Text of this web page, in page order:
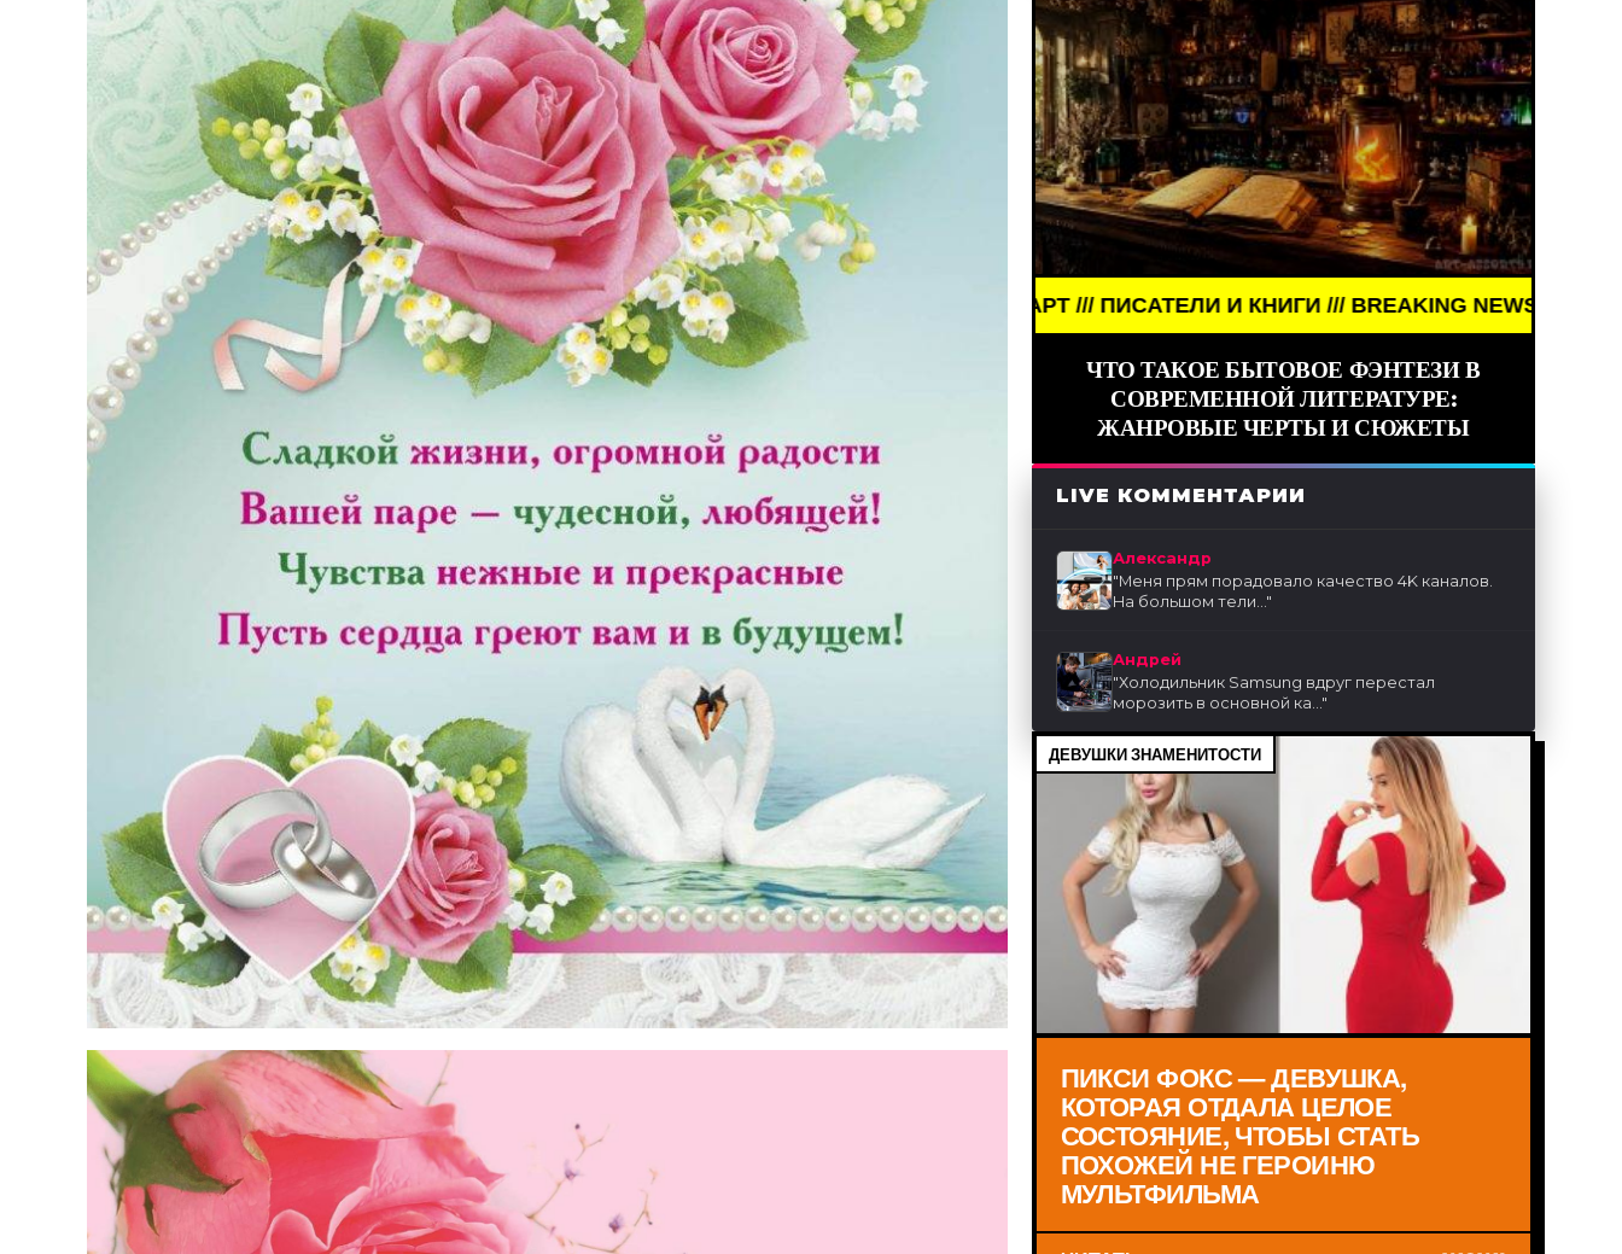
BREAKING NEWS /// АРТ /// ПИСАТЕЛИ И КНИГИ /// BREAKING NEWS /// АРТ /// ПИСАТЕЛИ И
ЧТО ТАКОЕ БЫТОВОЕ ФЭНТЕЗИ В
СОВРЕМЕННОЙ ЛИТЕРАТУРЕ:
ЖАНРОВЫЕ ЧЕРТЫ И СЮЖЕТЫ
LIVE КОММЕНТАРИИ
Александр
"Меня прям порадовало качество 4K каналов.
На большом тели..."
Андрей
"Холодильник Samsung вдруг перестал
морозить в основной ка..."
ДЕВУШКИ ЗНАМЕНИТОСТИ
ПИКСИ ФОКС — ДЕВУШКА,
КОТОРАЯ ОТДАЛА ЦЕЛОЕ
СОСТОЯНИЕ, ЧТОБЫ СТАТЬ
ПОХОЖЕЙ НЕ ГЕРОИНЮ
МУЛЬТФИЛЬМА